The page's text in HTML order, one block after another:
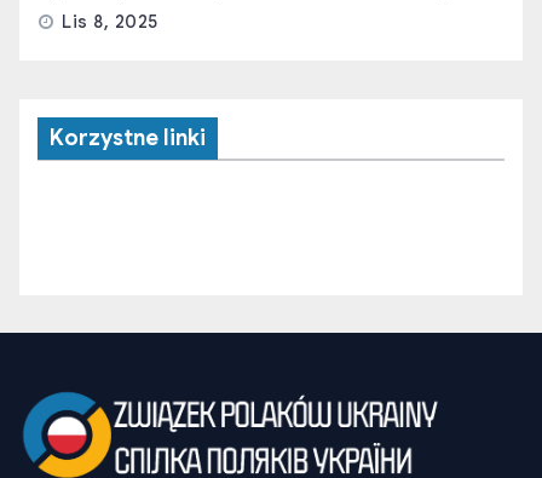
Związek Polaków Ukrainy (ZPU) zrzesza organizacje
języka, kultury i tradycji narodowych oraz realizacja
inicjatyw edukacyjnych i społecznych. ZPU aktywnie działa
na rzecz integracji środowisk polskich w Ukrainie, oraz